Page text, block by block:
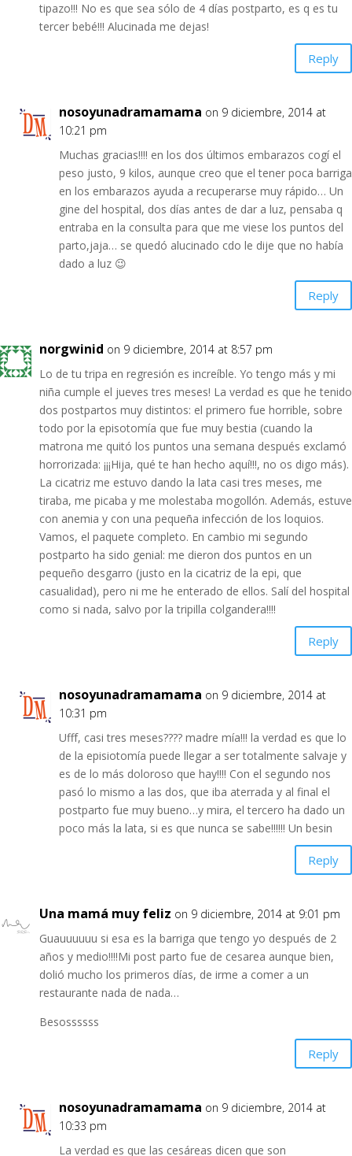
tipazo!!! No es que sea sólo de 4 días postparto, es q es tu
tercer bebé!!! Alucinada me dejas!
Reply
nosoyunadramamama on 9 diciembre, 2014 at
10:21 pm
Muchas gracias!!!! en los dos últimos embarazos cogí el
peso justo, 9 kilos, aunque creo que el tener poca barriga
en los embarazos ayuda a recuperarse muy rápido… Un
gine del hospital, dos días antes de dar a luz, pensaba q
entraba en la consulta para que me viese los puntos del
parto,jaja… se quedó alucinado cdo le dije que no había
dado a luz 😉
Reply
norgwinid on 9 diciembre, 2014 at 8:57 pm
Lo de tu tripa en regresión es increíble. Yo tengo más y mi
niña cumple el jueves tres meses! La verdad es que he tenido
dos postpartos muy distintos: el primero fue horrible, sobre
todo por la episotomía que fue muy bestia (cuando la
matrona me quitó los puntos una semana después exclamó
horrorizada: ¡¡¡Hija, qué te han hecho aquí!!!, no os digo más).
La cicatriz me estuvo dando la lata casi tres meses, me
tiraba, me picaba y me molestaba mogollón. Además, estuve
con anemia y con una pequeña infección de los loquios.
Vamos, el paquete completo. En cambio mi segundo
postparto ha sido genial: me dieron dos puntos en un
pequeño desgarro (justo en la cicatriz de la epi, que
casualidad), pero ni me he enterado de ellos. Salí del hospital
como si nada, salvo por la tripilla colgandera!!!!
Reply
nosoyunadramamama on 9 diciembre, 2014 at
10:31 pm
Ufff, casi tres meses???? madre mía!!! la verdad es que lo
de la episiotomía puede llegar a ser totalmente salvaje y
es de lo más doloroso que hay!!!! Con el segundo nos
pasó lo mismo a las dos, que iba aterrada y al final el
postparto fue muy bueno…y mira, el tercero ha dado un
poco más la lata, si es que nunca se sabe!!!!!! Un besin
Reply
Una mamá muy feliz on 9 diciembre, 2014 at 9:01 pm
Guauuuuuu si esa es la barriga que tengo yo después de 2
años y medio!!!!Mi post parto fue de cesarea aunque bien,
dolió mucho los primeros días, de irme a comer a un
restaurante nada de nada…
Besossssss
Reply
nosoyunadramamama on 9 diciembre, 2014 at
10:33 pm
La verdad es que las cesáreas dicen que son